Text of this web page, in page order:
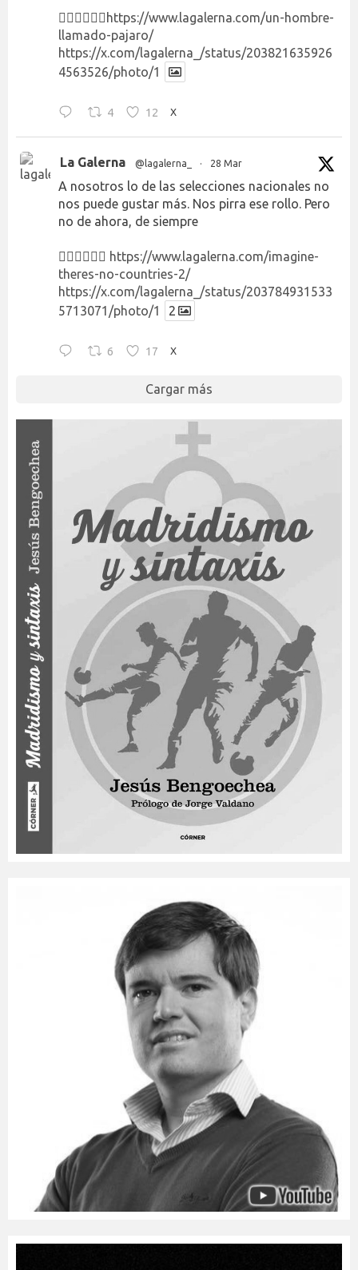
👉🏻👉🏻👉🏻 https://www.lagalerna.com/un-hombre-
llamado-pajaro/
https://x.com/lagalerna_/status/203821635926
4563526/photo/1
4 12 X
La Galerna @lagalerna_ · 28 Mar
A nosotros lo de las selecciones nacionales no
nos puede gustar más. Nos pirra ese rollo. Pero
no de ahora, de siempre
👉🏻👉🏻👉🏻 https://www.lagalerna.com/imagine-
theres-no-countries-2/
https://x.com/lagalerna_/status/203784931533
5713071/photo/1
2
6 17 X
Cargar más